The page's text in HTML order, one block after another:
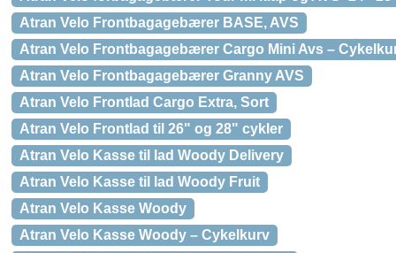
Atran Velo Frontbagagebærer BASE, AVS
Atran Velo Frontbagagebærer Cargo Mini Avs –
Atran Velo Frontbagagebærer Granny AVS
Atran Velo Frontlad Cargo Extra, Sort
Atran Velo Frontlad til 26" og 28" cykler
Atran Velo Kasse til lad Woody Delivery
Atran Velo Kasse til lad Woody Fruit
Atran Velo Kasse Woody
Atran Velo Kasse Woody – Cykelkurv